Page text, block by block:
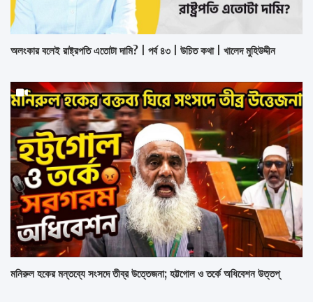
অলংকার বলেই রাষ্ট্রপতি এতোটা দামি? | পর্ব ৪৩ | উচিত কথা | খালেদ মুহিউদ্দীন
মনিরুল হকের মন্তব্যে সংসদে তীব্র উত্তেজনা; হট্টগোল ও তর্কে অধিবেশন উত্তপ্